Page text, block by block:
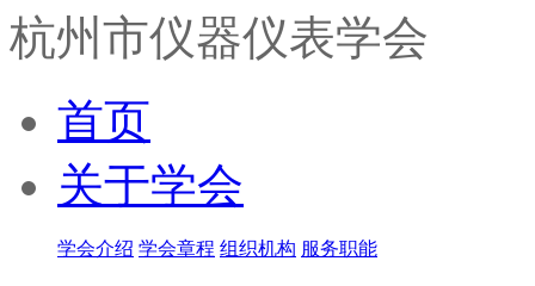
杭州市仪器仪表学会
首页
关于学会
学会介绍 学会章程 组织机构 服务职能